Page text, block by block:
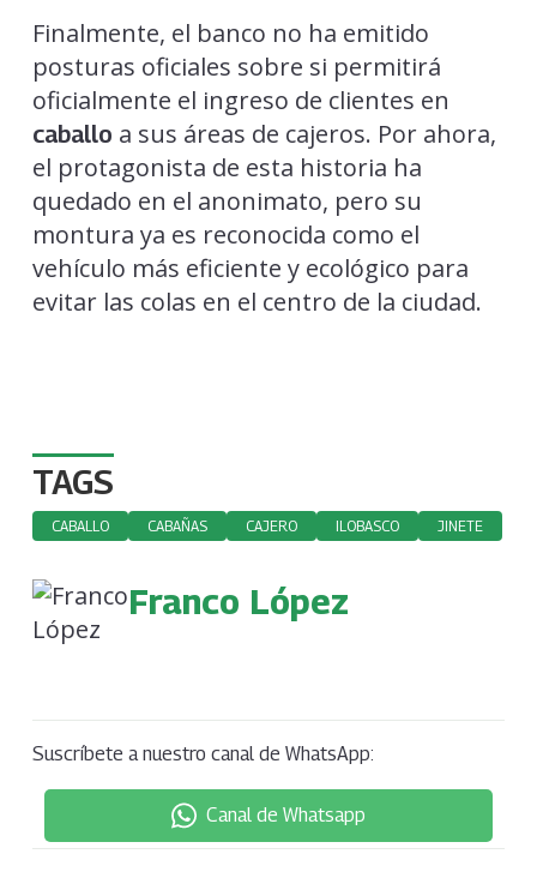
Finalmente, el banco no ha emitido
posturas oficiales sobre si permitirá
oficialmente el ingreso de clientes en
caballo a sus áreas de cajeros. Por ahora,
el protagonista de esta historia ha
quedado en el anonimato, pero su
montura ya es reconocida como el
vehículo más eficiente y ecológico para
evitar las colas en el centro de la ciudad.
TAGS
CABALLO CABAÑAS CAJERO ILOBASCO JINETE
Franco López
Suscríbete a nuestro canal de WhatsApp:
Canal de Whatsapp